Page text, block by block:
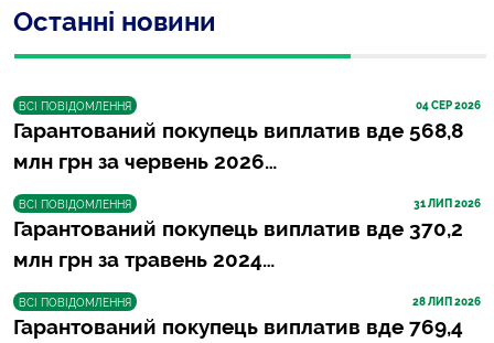
Останні новини
ВСІ ПОВІДОМЛЕННЯ 04 СЕР 2026
Гарантований покупець виплатив вде 568,8
млн грн за червень 2026…
ВСІ ПОВІДОМЛЕННЯ 31 ЛИП 2026
Гарантований покупець виплатив вде 370,2
млн грн за травень 2024…
ВСІ ПОВІДОМЛЕННЯ 28 ЛИП 2026
Гарантований покупець виплатив вде 769,4